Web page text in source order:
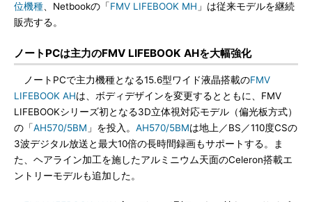
位機種 、Netbookの「FMV LIFEBOOK MH 」は従来モデルを継続
販売する。
ノートPCは主力のFMV LIFEBOOK AHを大幅強化
ノートPCで主力機種となる15.6型ワイド液晶搭載のFMV
LIFEBOOK AHは、ボディデザインを変更するとともに、FMV
LIFEBOOKシリーズ初となる3D立体視対応モデル（偏光板方式）
の「AH570/5BM 」を投入。 AH570/5BMは地上／BS／110度CSの
3波デジタル放送と最大10倍の長時間録画もサポートする。ま
た、ヘアライン加工を施したアルミニウム天面のCeleron搭載エ
ントリーモデルも追加した。